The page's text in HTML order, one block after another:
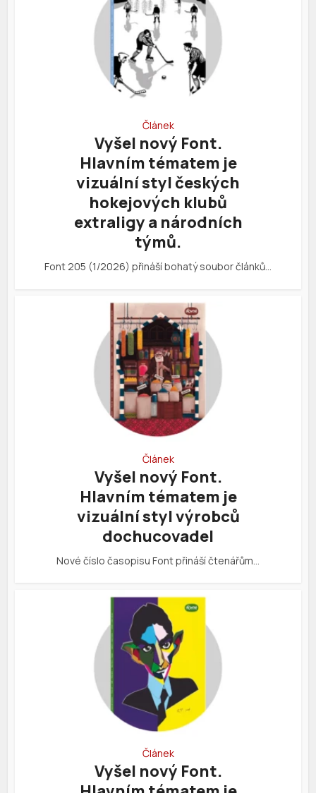
Článek
Vyšel nový Font.
Hlavním tématem je
vizuální styl českých
hokejových klubů
extraligy a národních
týmů.
Font 205 (1/2026) přináší bohatý soubor článků…
Článek
Vyšel nový Font.
Hlavním tématem je
vizuální styl výrobců
dochucovadel
Nové číslo časopisu Font přináší čtenářům…
Článek
Vyšel nový Font.